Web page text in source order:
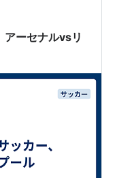
ーセナルvsリ